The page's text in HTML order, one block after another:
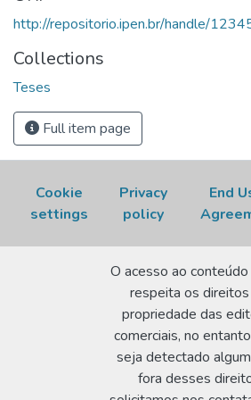
http://repositorio.ipen.br/handle/
Collections
Teses
Full item page
Cookie
settings
Privacy
policy
End
O acesso ao
respeita os
propriedade das
comerciais, no
seja detectado
fora desses